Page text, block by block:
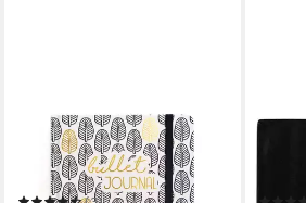
PAPIERDRACHEN
Notizbuch Bullet Journal -
Notizbuch A5 gepunktet
IDENA
A5